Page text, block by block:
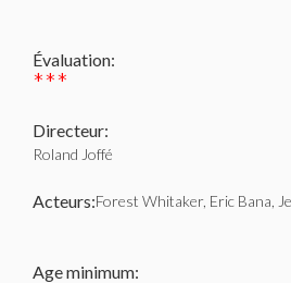
Évaluation:
***
Directeur:
Roland Joffé
Acteurs:Forest Whitaker, Eric Bana,
Age minimum: